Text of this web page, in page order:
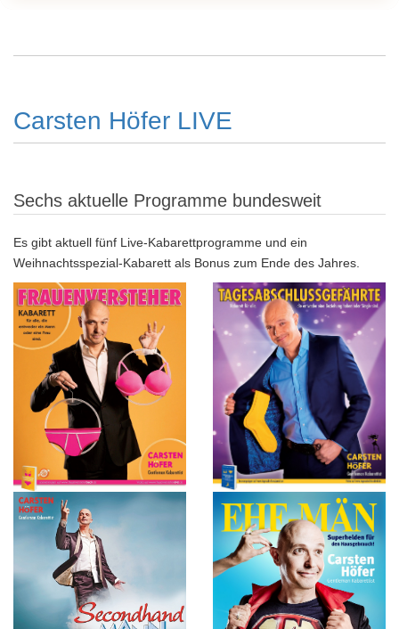
Carsten Höfer LIVE
Sechs aktuelle Programme bundesweit
Es gibt aktuell fünf Live-Kabarettprogramme und ein
Weihnachtsspezial-Kabarett als Bonus zum Ende des Jahres.